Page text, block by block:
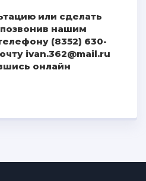
или сделать
нашим
(8352) 630-
ivan.362@mail.ru
онлайн